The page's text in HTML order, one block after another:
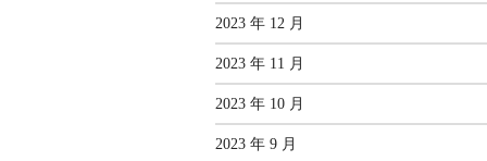
2023 年 12 月
2023 年 11 月
2023 年 10 月
2023 年 9 月